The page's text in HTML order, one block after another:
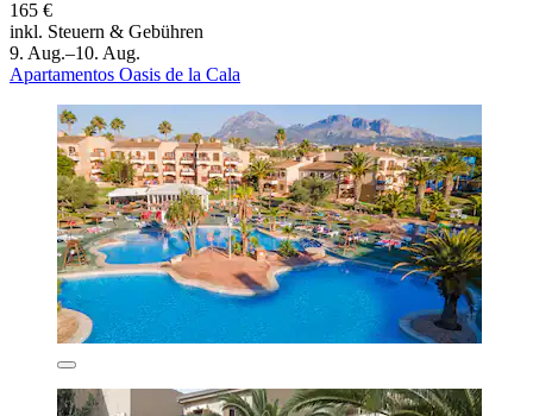
165 €
inkl. Steuern & Gebühren
9. Aug.–10. Aug.
Apartamentos Oasis de la Cala